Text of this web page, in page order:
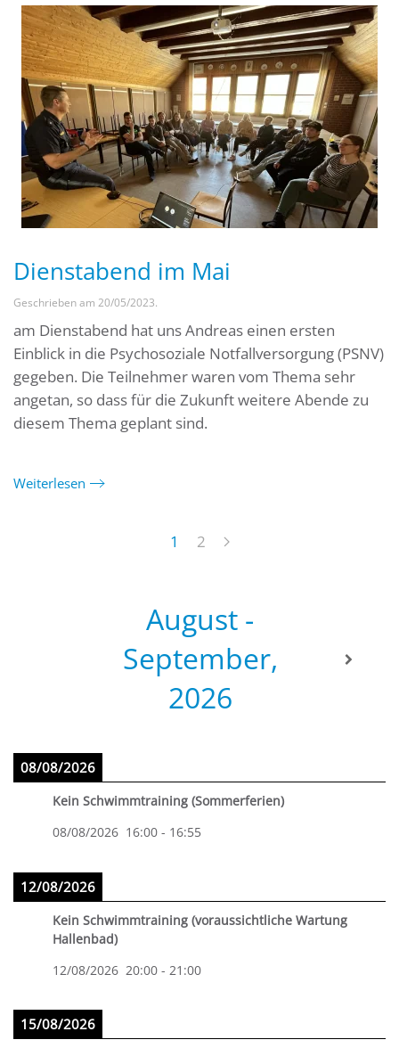
Dienstabend im Mai
Geschrieben am 20/05/2023.
am Dienstabend hat uns Andreas einen ersten
Einblick in die Psychosoziale Notfallversorgung (PSNV)
gegeben. Die Teilnehmer waren vom Thema sehr
angetan, so dass für die Zukunft weitere Abende zu
diesem Thema geplant sind.
Weiterlesen
1 2
August -
September,
2026
08/08/2026
Kein Schwimmtraining (Sommerferien)
08/08/2026 16:00 - 16:55
12/08/2026
Kein Schwimmtraining (voraussichtliche Wartung
Hallenbad)
12/08/2026 20:00 - 21:00
15/08/2026